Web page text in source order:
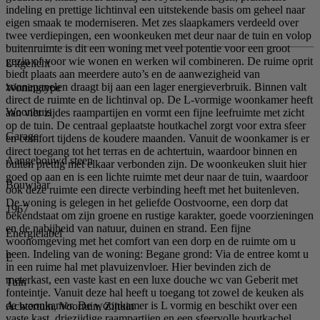
indeling en prettige lichtinval een uitstekende basis om geheel naar
eigen smaak te moderniseren. Met zes slaapkamers verdeeld over
twee verdiepingen, een woonkeuken met deur naar de tuin en volop
buitenruimte is dit een woning met veel potentie voor een groot
gezin of voor wie wonen en werken wil combineren. De ruime oprit
biedt plaats aan meerdere auto’s en de aanwezigheid van
zonnepanelen draagt bij aan een lager energieverbruik. Binnen valt
direct de ruimte en de lichtinval op. De L-vormige woonkamer heeft
aan vier zijdes raampartijen en vormt een fijne leefruimte met zicht
op de tuin. De centraal geplaatste houtkachel zorgt voor extra sfeer
en comfort tijdens de koudere maanden. Vanuit de woonkamer is er
direct toegang tot het terras en de achtertuin, waardoor binnen en
buiten prettig met elkaar verbonden zijn. De woonkeuken sluit hier
goed op aan en is een lichte ruimte met deur naar de tuin, waardoor
ook deze ruimte een directe verbinding heeft met het buitenleven.
De woning is gelegen in het geliefde Oostvoorne, een dorp dat
bekendstaat om zijn groene en rustige karakter, goede voorzieningen
en de nabijheid van natuur, duinen en strand. Een fijne
woonomgeving met het comfort van een dorp en de ruimte om u
heen. Indeling van de woning: Begane grond: Via de entree komt u
in een ruime hal met plavuizenvloer. Hier bevinden zich de
meterkast, een vaste kast en een luxe douche wc van Geberit met
fonteintje. Vanuit deze hal heeft u toegang tot zowel de keuken als
de woonkamer. De woonkamer is L vormig en beschikt over een
Uitgelicht
Woningtype
Woonhuis
Garage
Aangebouwd steen
Bouwjaar
1967
Energielabel
E
Tuin
Achtertuin, Voortuin, Zijtuin